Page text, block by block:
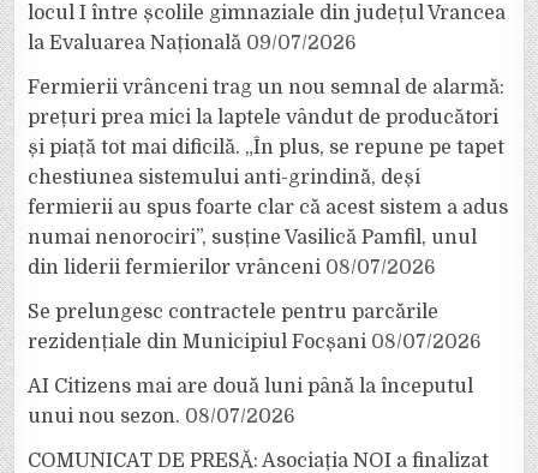
locul I între școlile gimnaziale din județul Vrancea
la Evaluarea Națională 09/07/2026
Fermierii vrânceni trag un nou semnal de alarmă:
prețuri prea mici la laptele vândut de producători
și piață tot mai dificilă. „În plus, se repune pe tapet
chestiunea sistemului anti-grindină, deși
fermierii au spus foarte clar că acest sistem a adus
numai nenorociri”, susține Vasilică Pamfil, unul
din liderii fermierilor vrânceni 08/07/2026
Se prelungesc contractele pentru parcările
rezidențiale din Municipiul Focșani 08/07/2026
AI Citizens mai are două luni până la începutul
unui nou sezon. 08/07/2026
COMUNICAT DE PRESĂ: Asociația NOI a finalizat